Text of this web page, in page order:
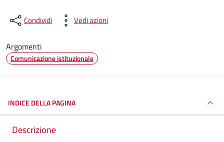
Condividi Vedi azioni
Argomenti
Comunicazione istituzionale
INDICE DELLA PAGINA
Descrizione